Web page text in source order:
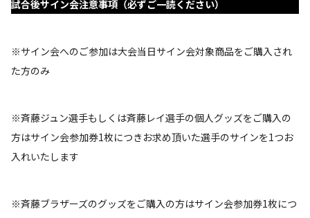
試合後サイン会注意事項（必ずご一読ください）
※サイン会へのご参加は大会当日サイン会対象商品をご購入され
た方のみ
※斉藤ジュン選手もしくは斉藤レイ選手の個人グッズをご購入の
方はサイン会参加券1枚につきお求め頂いた選手のサインを1つお
入れいたします
※斉藤ブラザーズのグッズをご購入の方はサイン会参加券1枚につ